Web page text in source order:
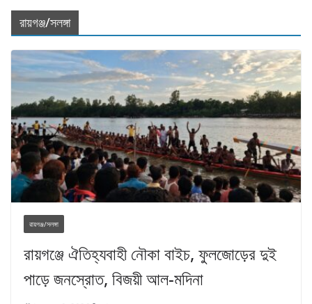
রায়গঞ্জ/সলঙ্গা
রায়গঞ্জ/সলঙ্গা
রায়গঞ্জে ঐতিহ্যবাহী নৌকা বাইচ, ফুলজোড়ের দুই
পাড়ে জনস্রোত, বিজয়ী আল-মদিনা